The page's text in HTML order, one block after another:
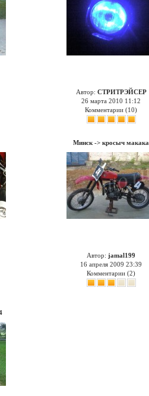
Автор: СТРИТРЭЙСЕР
26 марта 2010 11:12
Комментарии (10)
Минск -> кросыч макака
Автор: jamal199
16 апреля 2009 23:39
Комментарии (2)